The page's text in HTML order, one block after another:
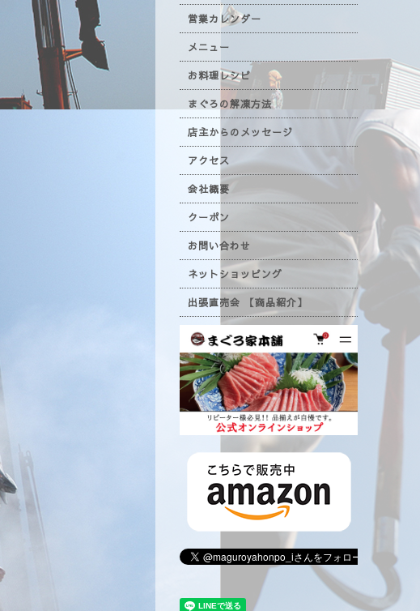
営業カレンダー
メニュー
お料理レシピ
まぐろの解凍方法
店主からのメッセージ
アクセス
会社概要
クーポン
お問い合わせ
ネットショッピング
出張直売会 【商品紹介】